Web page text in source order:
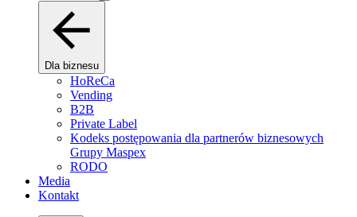
Dla biznesu
HoReCa
Vending
B2B
Private Label
Kodeks postępowania dla partnerów biznesowych
Grupy Maspex
RODO
Media
Kontakt